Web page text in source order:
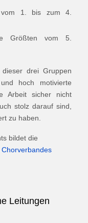
1. bis zum 4.
Größten vom 5.
drei Gruppen
hoch motivierte
Arbeit sicher nicht
stolz darauf sind,
zu haben.
bildet die
Leitungen